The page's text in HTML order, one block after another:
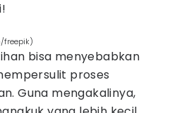
freepik)
bisa menyebabkan
proses
Guna mengakalinya,